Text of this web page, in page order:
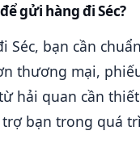
gửi hàng đi Séc?
Séc, bạn cần
thương mại,
hải quan cần
trợ bạn trong quá